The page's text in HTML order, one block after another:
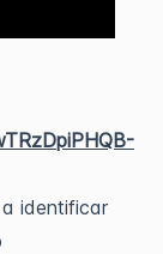
identificar